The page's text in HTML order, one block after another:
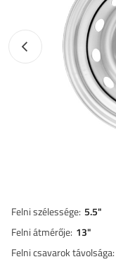
Előző fotó
Felni szélessége 5.5"
Felni átmérője 13"
Felni csavarok távolsága